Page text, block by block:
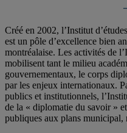
Créé en 2002, l’Institut
est un pôle d’excellence bien
montréalaise. Les activités de
mobilisent tant le milieu
gouvernementaux, le corps
par les enjeux internationaux.
publics et institutionnels,
de la « diplomatie du savoir »
publiques aux plans municipal,